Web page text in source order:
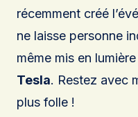
récemment créé
ne laisse personne
même mis en
Tesla. Restez avec
plus folle !